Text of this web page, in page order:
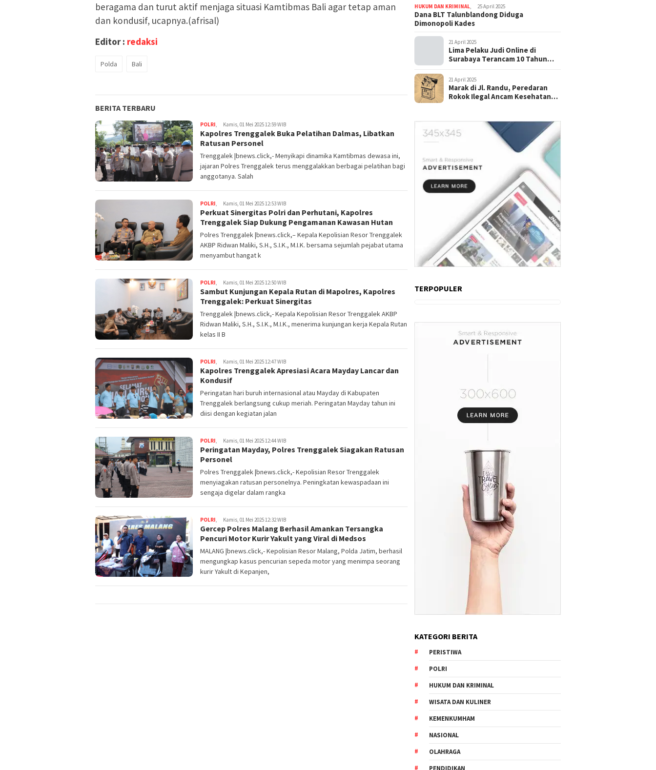
beragama dan turut aktif menjaga situasi Kamtibmas Bali agar tetap aman
dan kondusif, ucapnya.(afrisal)
Editor : redaksi
Polda Bali
BERITA TERBARU
POLRI Kamis, 01 Mei 2025 12:59 WIB
Kapolres Trenggalek Buka Pelatihan Dalmas, Libatkan
Ratusan Personel
Trenggalek |bnews.click,- Menyikapi dinamika Kamtibmas dewasa ini,
jajaran Polres Trenggalek terus menggalakkan berbagai pelatihan bagi
anggotanya. Salah
POLRI Kamis, 01 Mei 2025 12:53 WIB
Perkuat Sinergitas Polri dan Perhutani, Kapolres
Trenggalek Siap Dukung Pengamanan Kawasan Hutan
Polres Trenggalek |bnews.click,– Kepala Kepolisian Resor Trenggalek
AKBP Ridwan Maliki, S.H., S.I.K., M.I.K. bersama sejumlah pejabat utama
menyambut hangat k
POLRI Kamis, 01 Mei 2025 12:50 WIB
Sambut Kunjungan Kepala Rutan di Mapolres, Kapolres
Trenggalek: Perkuat Sinergitas
Trenggalek |bnews.click,- Kepala Kepolisian Resor Trenggalek AKBP
Ridwan Maliki, S.H., S.I.K., M.I.K., menerima kunjungan kerja Kepala Rutan
kelas II B
POLRI Kamis, 01 Mei 2025 12:47 WIB
Kapolres Trenggalek Apresiasi Acara Mayday Lancar dan
Kondusif
Peringatan hari buruh internasional atau Mayday di Kabupaten
Trenggalek berlangsung cukup meriah. Peringatan Mayday tahun ini
diisi dengan kegiatan jalan
POLRI Kamis, 01 Mei 2025 12:44 WIB
Peringatan Mayday, Polres Trenggalek Siagakan Ratusan
Personel
Polres Trenggalek |bnews.click,- Kepolisian Resor Trenggalek
menyiagakan ratusan personelnya. Peningkatan kewaspadaan ini
sengaja digelar dalam rangka
POLRI Kamis, 01 Mei 2025 12:32 WIB
Gercep Polres Malang Berhasil Amankan Tersangka
Pencuri Motor Kurir Yakult yang Viral di Medsos
MALANG |bnews.click,- Kepolisian Resor Malang, Polda Jatim, berhasil
mengungkap kasus pencurian sepeda motor yang menimpa seorang
kurir Yakult di Kepanjen,
HUKUM DAN KRIMINAL 25 April 2025
Dana BLT Talunblandong Diduga
Dimonopoli Kades
21 April 2025
Lima Pelaku Judi Online di
Surabaya Terancam 10 Tahun
21 April 2025
Marak di Jl. Randu, Peredaran
Rokok Ilegal Ancam Kesehatan
TERPOPULER
KATEGORI BERITA
PERISTIWA
POLRI
HUKUM DAN KRIMINAL
WISATA DAN KULINER
KEMENKUMHAM
NASIONAL
OLAHRAGA
PENDIDIKAN